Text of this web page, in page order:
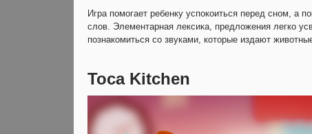
Игра помогает ребенку успокоиться перед сном, а
слов. Элементарная лексика, предложения легко
познакомиться со звуками, которые издают
Toca Kitchen